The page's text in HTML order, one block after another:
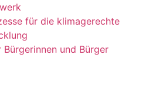
für die klimagerechte
und Bürger